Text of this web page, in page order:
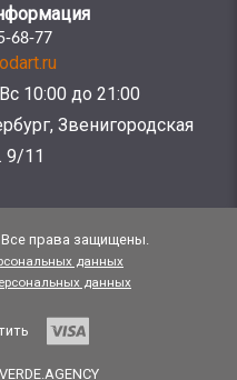
68-77
10:00 до 21:00
Звенигородская
9/11
права защищены.
данных
данных